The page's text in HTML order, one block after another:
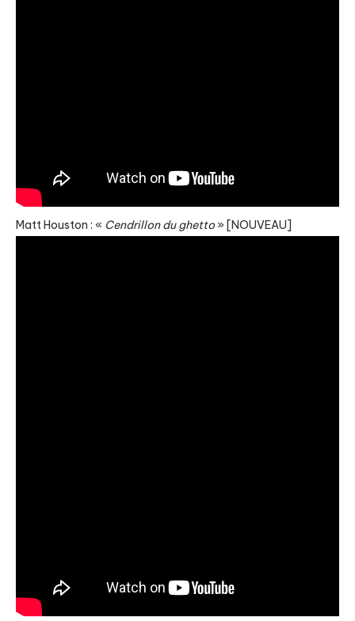
Matt Houston : « Cendrillon du ghetto» [NOUVEAU]